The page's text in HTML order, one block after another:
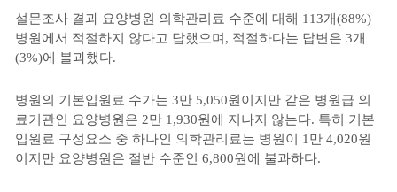
설문조사 결과 요양병원 의학관리료 수준에 대해 113개(88%)
병원에서 적절하지 않다고 답했으며, 적절하다는 답변은 3개
(3%)에 불과했다.
병원의 기본입원료 수가는 3만 5,050원이지만 같은 병원급 의
료기관인 요양병원은 2만 1,930원에 지나지 않는다. 특히 기본
입원료 구성요소 중 하나인 의학관리료는 병원이 1만 4,020원
이지만 요양병원은 절반 수준인 6,800원에 불과하다.